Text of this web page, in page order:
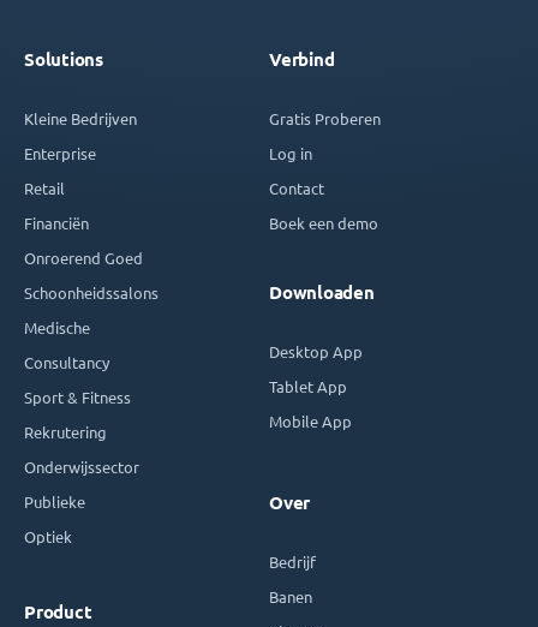
Solutions
Kleine Bedrijven
Enterprise
Retail
Financiën
Onroerend Goed
Schoonheidssalons
Medische
Consultancy
Sport & Fitness
Rekrutering
Onderwijssector
Publieke
Optiek
Product
Verbind
Gratis Proberen
Log in
Contact
Boek een demo
Downloaden
Desktop App
Tablet App
Mobile App
Over
Bedrijf
Banen